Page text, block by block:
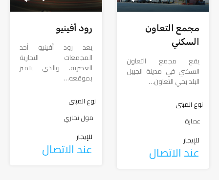
مجمع التعاون
السكني
يقع مجمع التعاون
السكني في مدينة الجبيل
البلد بحي التعاون…
نوع المبنى
عمارة
للإيجار
عند الاتصال
رود أفينيو
يعد رود أفينيو أحد
المجمعات التجارية
العصرية، والذي يتميز
بموقعه…
نوع المبنى
مول تجاري
للإيجار
عند الاتصال